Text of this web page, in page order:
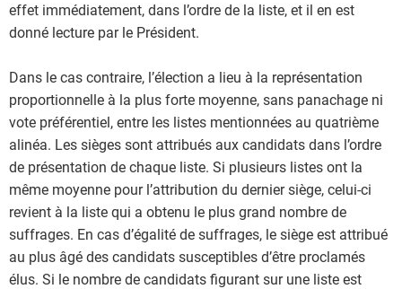
effet immédiatement, dans l’ordre de la liste, et il en est
donné lecture par le Président.
Dans le cas contraire, l’élection a lieu à la représentation
proportionnelle à la plus forte moyenne, sans panachage ni
vote préférentiel, entre les listes mentionnées au quatrième
alinéa. Les sièges sont attribués aux candidats dans l’ordre
de présentation de chaque liste. Si plusieurs listes ont la
même moyenne pour l’attribution du dernier siège, celui-ci
revient à la liste qui a obtenu le plus grand nombre de
suffrages. En cas d’égalité de suffrages, le siège est attribué
au plus âgé des candidats susceptibles d’être proclamés
élus. Si le nombre de candidats figurant sur une liste est